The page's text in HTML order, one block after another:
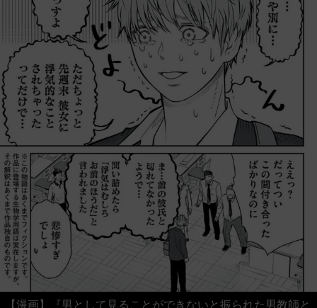
【漫画】『男として見ることができないと振られた男教師と